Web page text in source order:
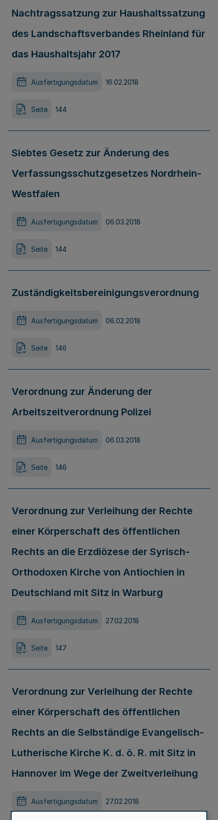
Nachtragssatzung zur Haushaltssatzung
des Landschaftsverbandes Rheinland für
das Haushaltsjahr 2017
Ausfertigungsdatum 16.02.2018
Seite 144
Siebtes Gesetz zur Änderung des
Verfassungsschutzgesetzes Nordrhein-
Westfalen
Ausfertigungsdatum 06.03.2018
Seite 144
Zuständigkeitsbereinigungsverordnung
Ausfertigungsdatum 06.02.2018
Seite 146
Verordnung zur Änderung der
Arbeitszeitverordnung Polizei
Ausfertigungsdatum 06.03.2018
Seite 146
Verordnung zur Verleihung der Rechte
einer Körperschaft des öffentlichen
Rechts an die Erzdiözese der Syrisch-
Orthodoxen Kirche von Antiochien in
Deutschland mit Sitz in Warburg
Ausfertigungsdatum 27.02.2018
Seite 147
Verordnung zur Verleihung der Rechte
einer Körperschaft des öffentlichen
Rechts an die Selbständige Evangelisch-
Lutherische Kirche K. d. ö. R. mit Sitz in
Hannover im Wege der Zweitverleihung
Ausfertigungsdatum 27.02.2018